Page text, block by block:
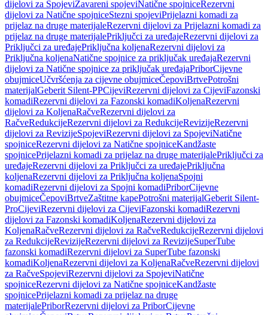
dijelovi za SpojeviZavareni spojeviNatične spojniceRezervni
dijelovi za Natične spojniceStezni spojeviPrijelazni komadi za
prijelaz na druge materijaleRezervni dijelovi za Prijelazni komadi za
prijelaz na druge materijalePriključci za uređajeRezervni dijelovi za
Priključci za uređajePriključna koljenaRezervni dijelovi za
Priključna koljenaNatične spojnice za priključak uređajaRezervni
dijelovi za Natične spojnice za priključak uređajaPriborCijevne
obujmiceUčvršćenja za cijevne obujmiceČepoviBrtvePotrošni
materijalGeberit Silent-PPCijeviRezervni dijelovi za CijeviFazonski
komadiRezervni dijelovi za Fazonski komadiKoljenaRezervni
dijelovi za KoljenaRačveRezervni dijelovi za
RačveRedukcijeRezervni dijelovi za RedukcijeRevizijeRezervni
dijelovi za RevizijeSpojeviRezervni dijelovi za SpojeviNatične
spojniceRezervni dijelovi za Natične spojniceKandžaste
spojnicePrijelazni komadi za prijelaz na druge materijalePriključci za
uređajeRezervni dijelovi za Priključci za uređajePriključna
koljenaRezervni dijelovi za Priključna koljenaSpojni
komadiRezervni dijelovi za Spojni komadiPriborCijevne
obujmiceČepoviBrtveZaštitne kapePotrošni materijalGeberit Silent-
ProCijeviRezervni dijelovi za CijeviFazonski komadiRezervni
dijelovi za Fazonski komadiKoljenaRezervni dijelovi za
KoljenaRačveRezervni dijelovi za RačveRedukcijeRezervni dijelovi
za RedukcijeRevizijeRezervni dijelovi za RevizijeSuperTube
fazonski komadiRezervni dijelovi za SuperTube fazonski
komadiKoljenaRezervni dijelovi za KoljenaRačveRezervni dijelovi
za RačveSpojeviRezervni dijelovi za SpojeviNatične
spojniceRezervni dijelovi za Natične spojniceKandžaste
spojnicePrijelazni komadi za prijelaz na druge
materijalePriborRezervni dijelovi za PriborCijevne